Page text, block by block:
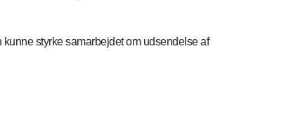
styrke samarbejdet om udsendelse af